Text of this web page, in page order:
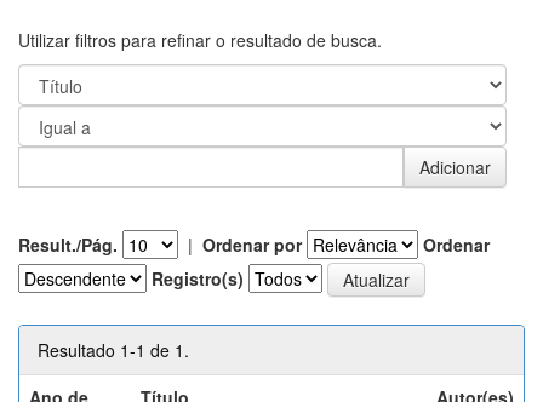
Utilizar filtros para refinar o resultado de busca.
Result./Pág. | Ordenar por
Ordenar
Registro(s)
Resultado 1-1 de 1.
Ano de
Título Autor(es)